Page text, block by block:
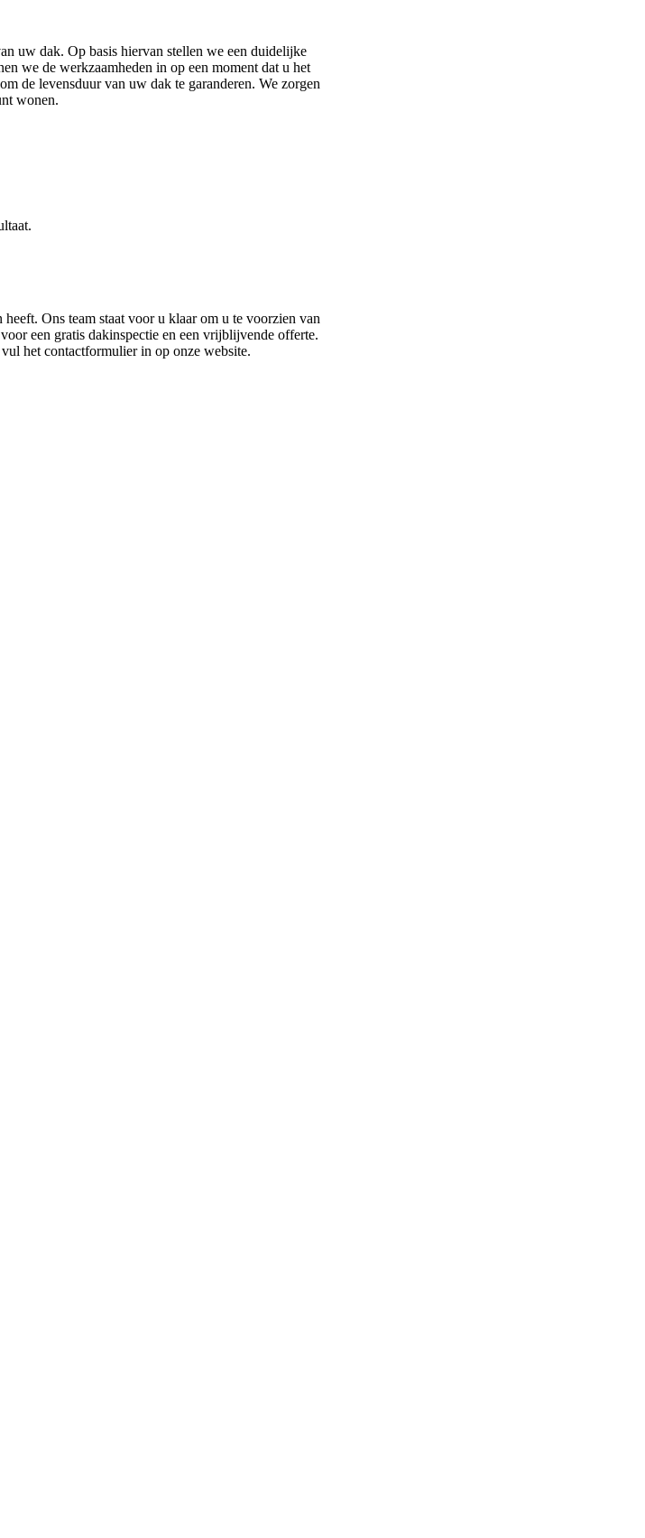
uw dak. Op basis hiervan stellen we een duidelijke
we de werkzaamheden in op een moment dat u het
de levensduur van uw dak te garanderen. We zorgen
wonen.
Ons team staat voor u klaar om u te voorzien van
een gratis dakinspectie en een vrijblijvende offerte.
het contactformulier in op onze website.